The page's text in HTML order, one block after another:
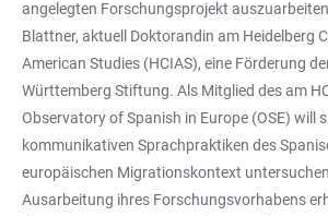
angelegten Forschungsprojekt
Blattner, aktuell Doktorandin am Heidelberg
American Studies (HCIAS), eine Förderung
Württemberg Stiftung. Als Mitglied des am
Observatory of Spanish in Europe (OSE) will
kommunikativen Sprachpraktiken des
europäischen Migrationskontext
Ausarbeitung ihres Forschungsvorhabens